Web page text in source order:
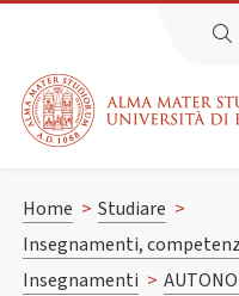
Home > Studiare >
Insegnamenti,
Insegnamenti >